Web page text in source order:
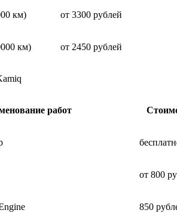
км) от 3300 рублей
км) от 2450 рублей
работ
от 800
850